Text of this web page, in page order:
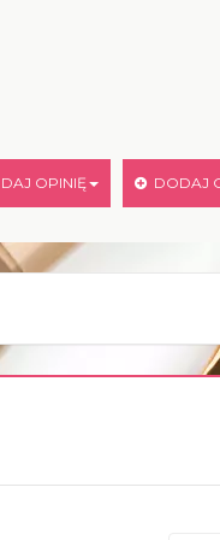
OPINIĘ DODAJ